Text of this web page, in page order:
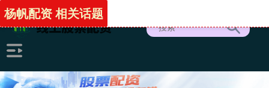
杨帆配资 相关话题